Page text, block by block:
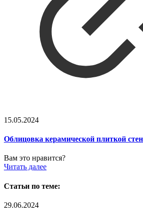
15.05.2024
Облицовка керамической плиткой
Вам это нравится?
Читать далее
Статьи по теме:
29.06.2024